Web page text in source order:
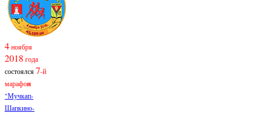
4ноября
2018 года
состоялся7-й
марафон
"Мучкап-
Шапкино-